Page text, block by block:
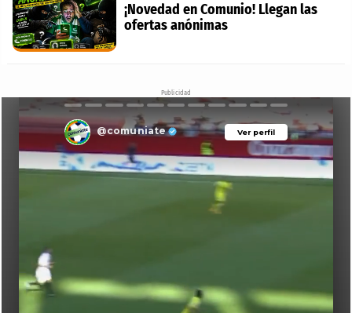
¡Novedad en Comunio! Llegan las
ofertas anónimas
Publicidad
Ver perfil
@comuniate Ver perfil